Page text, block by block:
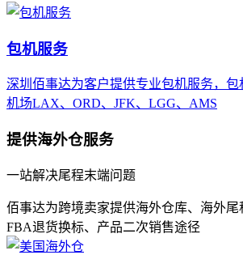
包机服务
深圳佰事达为客户提供专业包机服务，
机场LAX、ORD、JFK、LGG、AMS
提供海外仓服务
一站解决尾程末端问题
佰事达为跨境卖家提供海外仓库、海外尾
FBA退货换标、产品二次销售途径